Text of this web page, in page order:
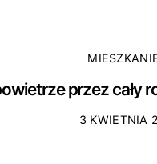
przez cały
3 KWIETNIA